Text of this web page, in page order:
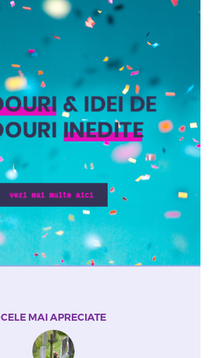
CELE MAI APRECIATE